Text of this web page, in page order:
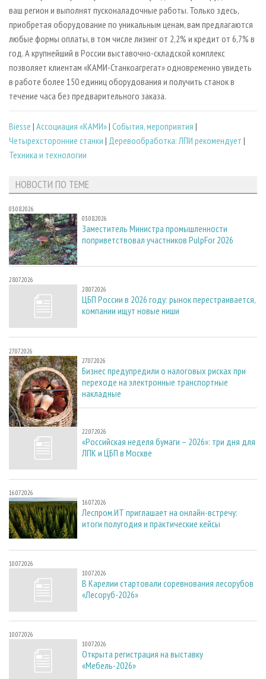
ваш регион и выполнят пусконаладочные работы. Только здесь,
приобретая оборудование по уникальным ценам, вам предлагаются
любые формы оплаты, в том числе лизинг от 2,2% и кредит от 6,7% в
год. А крупнейший в России выставочно-складской комплекс
позволяет клиентам «КАМИ-Станкоагрегат» одновременно увидеть
в работе более 150 единиц оборудования и получить станок в
течение часа без предварительного заказа.
Biesse | Ассоциация «КАМИ»| События, мероприятия |
Четырехсторонние станки | Деревообработка: ЛПИ рекомендует |
Техника и технологии
НОВОСТИ ПО ТЕМЕ
03.08.2026
03.08.2026
Заместитель Министра промышленности
поприветствовал участников PulpFor 2026
28.07.2026
28.07.2026
ЦБП России в 2026 году: рынок перестраивается,
компании ищут новые ниши
27.07.2026
27.07.2026
Бизнес предупредили о налоговых рисках при
переходе на электронные транспортные
накладные
22.07.2026
22.07.2026
«Российская неделя бумаги – 2026»: три дня для
ЛПК и ЦБП в Москве
16.07.2026
16.07.2026
Леспром.ИТ приглашает на онлайн-встречу:
итоги полугодия и практические кейсы
10.07.2026
10.07.2026
В Карелии стартовали соревнования лесорубов
«Лесоруб-2026»
10.07.2026
10.07.2026
Открыта регистрация на выставку
«Мебель-2026»